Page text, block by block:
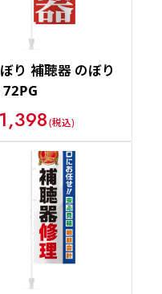
り 補聴器 のぼり
72PG
1,398(税込)